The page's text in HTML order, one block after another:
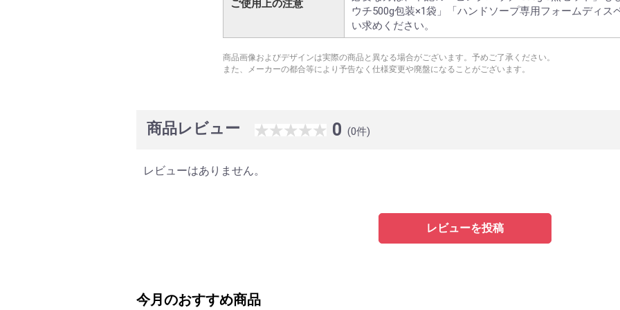
ご使用上の注意
ウチ500g包装×1袋」「ハンドソープ専用フォームディス
い求めください。
商品画像およびデザインは実際の商品と異なる場合がございます。予めご了承ください。
また、メーカーの都合等により予告なく仕様変更や廃盤になることがございます。
商品レビュー 0 (0件)
レビューはありません。
レビューを投稿
今月のおすすめ商品